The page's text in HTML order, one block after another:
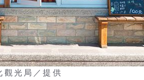
光局／提供